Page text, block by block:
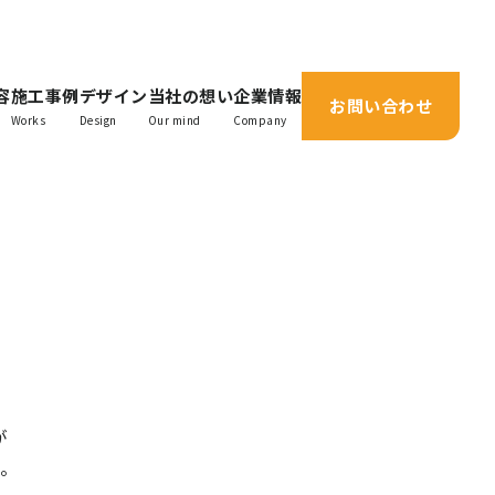
施工事例
Works
デザイン
Design
当社の想い
Our mind
企業情報
Company
お問い合わせ